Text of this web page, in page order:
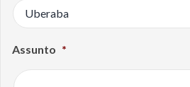
Assunto *